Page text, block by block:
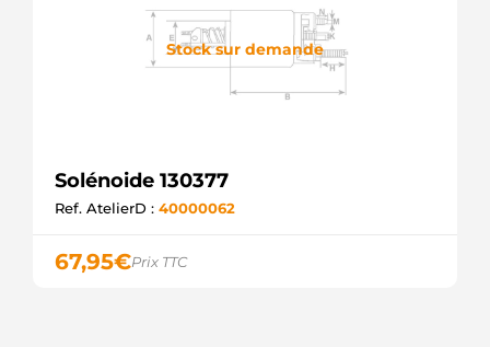
Stock sur demande
Solénoide 130377
Ref. AtelierD : 40000062
67,95€Prix TTC